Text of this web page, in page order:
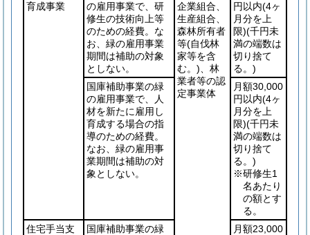
育成事業
の雇用事業で、研
修生の技術向上等
のための経費。な
お、緑の雇用事業
期間は補助の対象
としない。
企業組合、
生産組合、
森林所有者
等(自伐林
家等を含
む。) 、林
業者等の認
定事業体
円以内(4ヶ
月分を上
限)(千円未
満の端数は
切り捨て
る。)
国庫補助事業の緑
の雇用事業で、人
材を新たに雇用し
育成する場合の指
導のための経費。
なお、緑の雇用事
業期間は補助の対
象としない。
月額30,000
円以内(4ヶ
月分を上
限)(千円未
満の端数は
切り捨て
る。)
※研修生1
名あたり
の額とす
る。
住宅手当支
国庫補助事業の緑
月額23,000